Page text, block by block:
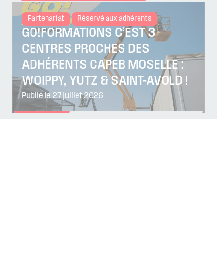
Partenariat Réservé aux adhérents
GO!FORMATIONS C’EST 3
CENTRES PROCHES DES
ADHÉRENTS CAPEB MOSELLE :
WOIPPY, YUTZ & SAINT-AVOLD !
Publié le 27 juillet 2026